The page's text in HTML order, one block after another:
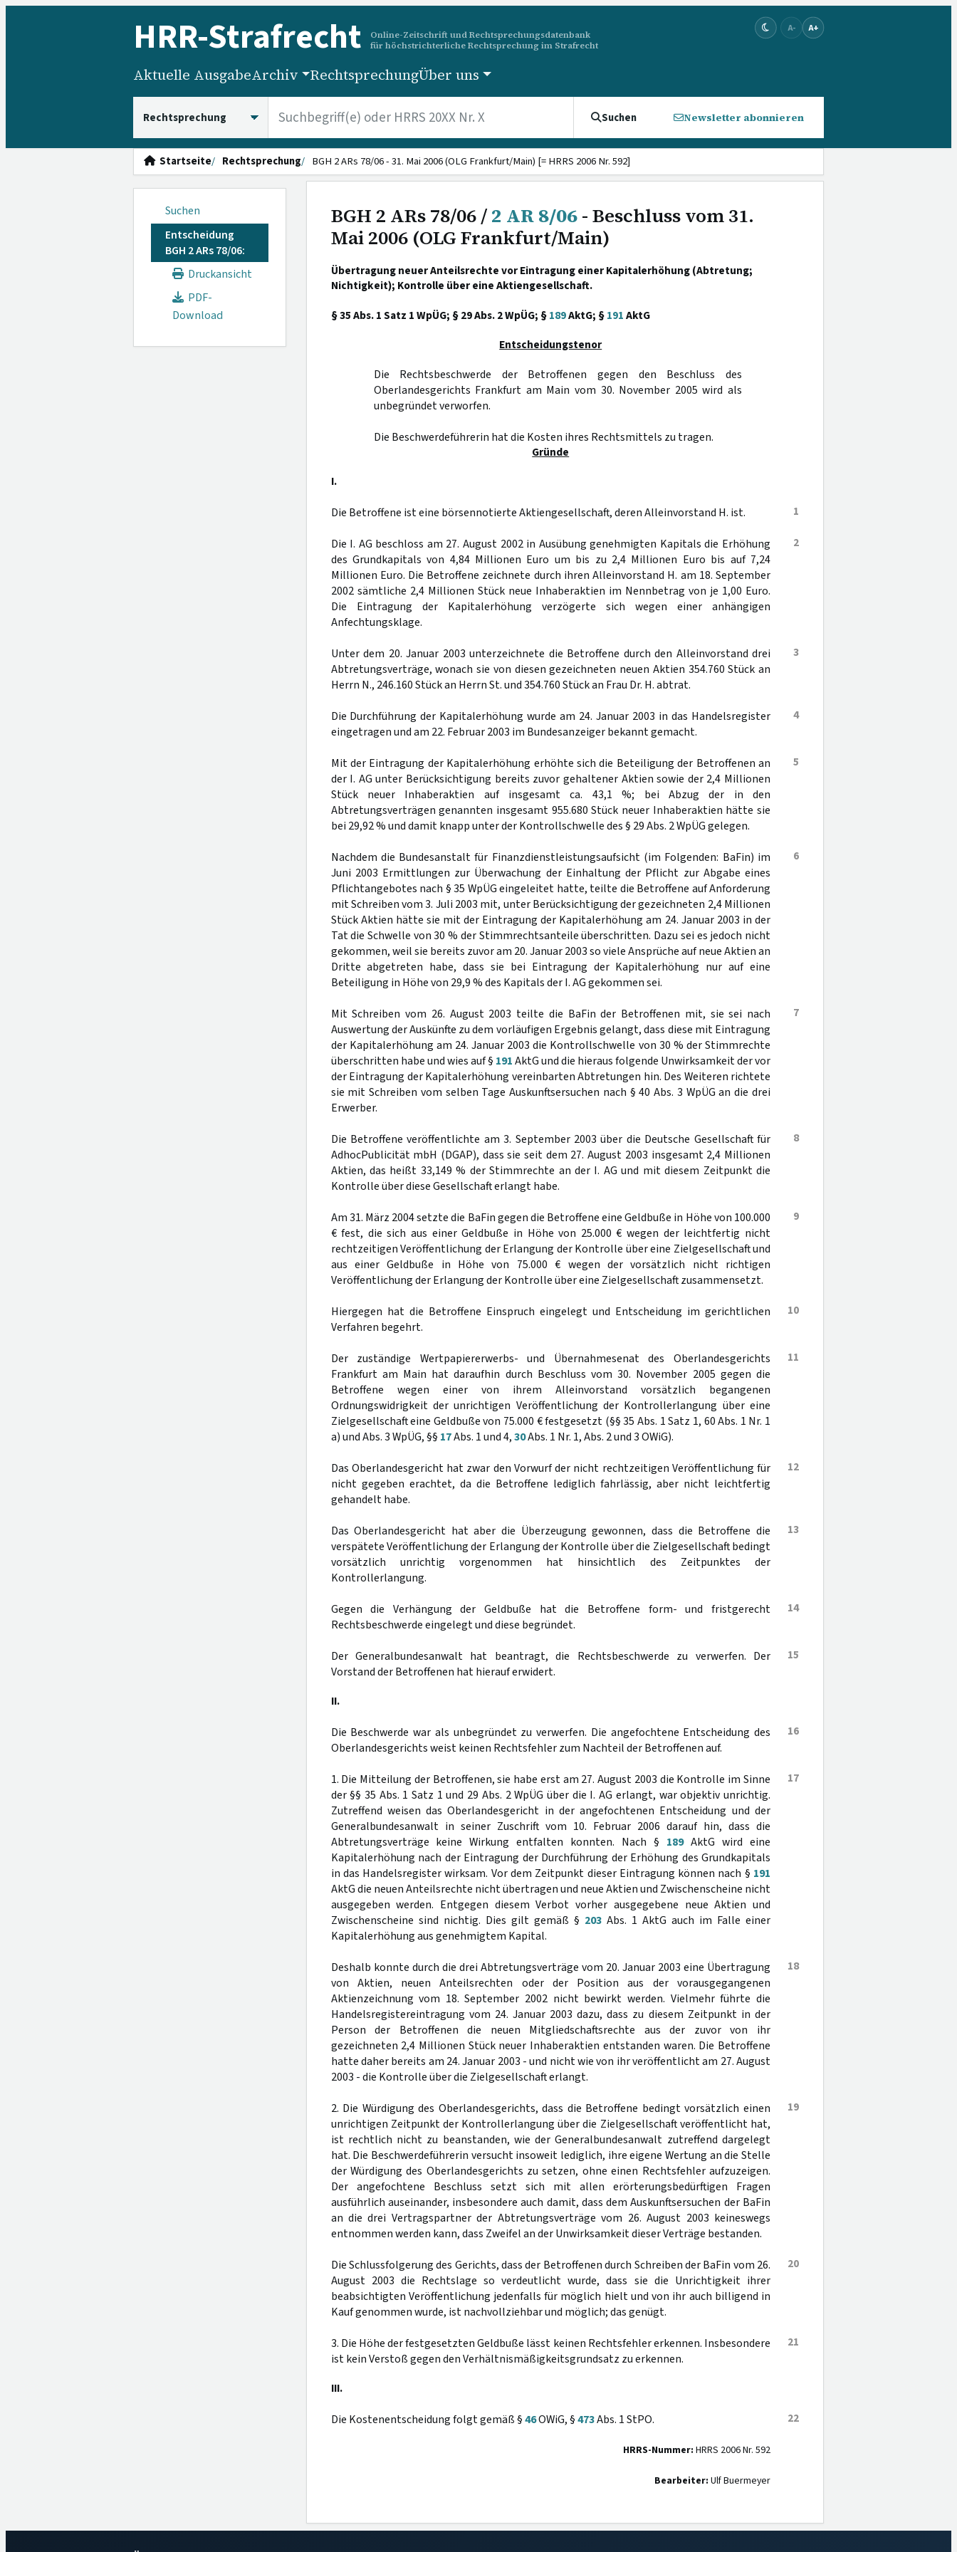
HRR-Strafrecht
Online-Zeitschrift und Rechtsprechungsdatenbank
für höchstrichterliche Rechtsprechung im Strafrecht
A- A+
Aktuelle AusgabeArchiv RechtsprechungÜber uns
Suchen Newsletter abonnieren
Startseite Rechtsprechung BGH 2 ARs 78/06 - 31. Mai 2006 (OLG Frankfurt/Main) [= HRRS 2006 Nr. 592]
Suchen
Entscheidung
BGH 2 ARs 78/06:
Druckansicht
PDF-
Download
BGH 2 ARs 78/06 /2 AR 8/06- Beschluss vom 31.
Mai 2006 (OLG Frankfurt/Main)
Übertragung neuer Anteilsrechte vor Eintragung einer Kapitalerhöhung (Abtretung;
Nichtigkeit); Kontrolle über eine Aktiengesellschaft.
§ 35 Abs. 1 Satz 1 WpÜG; § 29 Abs. 2 WpÜG; §189AktG; §191AktG
Entscheidungstenor
Die Rechtsbeschwerde der Betroffenen gegen den Beschluss des
Oberlandesgerichts Frankfurt am Main vom 30. November 2005 wird als
unbegründet verworfen.
Die Beschwerdeführerin hat die Kosten ihres Rechtsmittels zu tragen.
Gründe
I.
1
Die Betroffene ist eine börsennotierte Aktiengesellschaft, deren Alleinvorstand H. ist.
2
Die I. AG beschloss am 27. August 2002 in Ausübung genehmigten Kapitals die Erhöhung
des Grundkapitals von 4,84 Millionen Euro um bis zu 2,4 Millionen Euro bis auf 7,24
Millionen Euro. Die Betroffene zeichnete durch ihren Alleinvorstand H. am 18. September
2002 sämtliche 2,4 Millionen Stück neue Inhaberaktien im Nennbetrag von je 1,00 Euro.
Die Eintragung der Kapitalerhöhung verzögerte sich wegen einer anhängigen
Anfechtungsklage.
3
Unter dem 20. Januar 2003 unterzeichnete die Betroffene durch den Alleinvorstand drei
Abtretungsverträge, wonach sie von diesen gezeichneten neuen Aktien 354.760 Stück an
Herrn N., 246.160 Stück an Herrn St. und 354.760 Stück an Frau Dr. H. abtrat.
4
Die Durchführung der Kapitalerhöhung wurde am 24. Januar 2003 in das Handelsregister
eingetragen und am 22. Februar 2003 im Bundesanzeiger bekannt gemacht.
5
Mit der Eintragung der Kapitalerhöhung erhöhte sich die Beteiligung der Betroffenen an
der I. AG unter Berücksichtigung bereits zuvor gehaltener Aktien sowie der 2,4 Millionen
Stück neuer Inhaberaktien auf insgesamt ca. 43,1 %; bei Abzug der in den
Abtretungsverträgen genannten insgesamt 955.680 Stück neuer Inhaberaktien hätte sie
bei 29,92 % und damit knapp unter der Kontrollschwelle des § 29 Abs. 2 WpÜG gelegen.
6
Nachdem die Bundesanstalt für Finanzdienstleistungsaufsicht (im Folgenden: BaFin) im
Juni 2003 Ermittlungen zur Überwachung der Einhaltung der Pflicht zur Abgabe eines
Pflichtangebotes nach § 35 WpÜG eingeleitet hatte, teilte die Betroffene auf Anforderung
mit Schreiben vom 3. Juli 2003 mit, unter Berücksichtigung der gezeichneten 2,4 Millionen
Stück Aktien hätte sie mit der Eintragung der Kapitalerhöhung am 24. Januar 2003 in der
Tat die Schwelle von 30 % der Stimmrechtsanteile überschritten. Dazu sei es jedoch nicht
gekommen, weil sie bereits zuvor am 20. Januar 2003 so viele Ansprüche auf neue Aktien an
Dritte abgetreten habe, dass sie bei Eintragung der Kapitalerhöhung nur auf eine
Beteiligung in Höhe von 29,9 % des Kapitals der I. AG gekommen sei.
7
Mit Schreiben vom 26. August 2003 teilte die BaFin der Betroffenen mit, sie sei nach
Auswertung der Auskünfte zu dem vorläufigen Ergebnis gelangt, dass diese mit Eintragung
der Kapitalerhöhung am 24. Januar 2003 die Kontrollschwelle von 30 % der Stimmrechte
überschritten habe und wies auf § 191AktG und die hieraus folgende Unwirksamkeit der vor
der Eintragung der Kapitalerhöhung vereinbarten Abtretungen hin. Des Weiteren richtete
sie mit Schreiben vom selben Tage Auskunftsersuchen nach § 40 Abs. 3 WpÜG an die drei
Erwerber.
8
Die Betroffene veröffentlichte am 3. September 2003 über die Deutsche Gesellschaft für
AdhocPublicität mbH (DGAP), dass sie seit dem 27. August 2003 insgesamt 2,4 Millionen
Aktien, das heißt 33,149 % der Stimmrechte an der I. AG und mit diesem Zeitpunkt die
Kontrolle über diese Gesellschaft erlangt habe.
9
Am 31. März 2004 setzte die BaFin gegen die Betroffene eine Geldbuße in Höhe von 100.000
€ fest, die sich aus einer Geldbuße in Höhe von 25.000 € wegen der leichtfertig nicht
rechtzeitigen Veröffentlichung der Erlangung der Kontrolle über eine Zielgesellschaft und
aus einer Geldbuße in Höhe von 75.000 € wegen der vorsätzlich nicht richtigen
Veröffentlichung der Erlangung der Kontrolle über eine Zielgesellschaft zusammensetzt.
10
Hiergegen hat die Betroffene Einspruch eingelegt und Entscheidung im gerichtlichen
Verfahren begehrt.
11
Der zuständige Wertpapiererwerbs- und Übernahmesenat des Oberlandesgerichts
Frankfurt am Main hat daraufhin durch Beschluss vom 30. November 2005 gegen die
Betroffene wegen einer von ihrem Alleinvorstand vorsätzlich begangenen
Ordnungswidrigkeit der unrichtigen Veröffentlichung der Kontrollerlangung über eine
Zielgesellschaft eine Geldbuße von 75.000 € festgesetzt (§§ 35 Abs. 1 Satz 1, 60 Abs. 1 Nr. 1
a) und Abs. 3 WpÜG, §§ 17Abs. 1 und 4,30Abs. 1 Nr. 1, Abs. 2 und 3 OWiG).
12
Das Oberlandesgericht hat zwar den Vorwurf der nicht rechtzeitigen Veröffentlichung für
nicht gegeben erachtet, da die Betroffene lediglich fahrlässig, aber nicht leichtfertig
gehandelt habe.
13
Das Oberlandesgericht hat aber die Überzeugung gewonnen, dass die Betroffene die
verspätete Veröffentlichung der Erlangung der Kontrolle über die Zielgesellschaft bedingt
vorsätzlich unrichtig vorgenommen hat hinsichtlich des Zeitpunktes der
Kontrollerlangung.
14
Gegen die Verhängung der Geldbuße hat die Betroffene form- und fristgerecht
Rechtsbeschwerde eingelegt und diese begründet.
15
Der Generalbundesanwalt hat beantragt, die Rechtsbeschwerde zu verwerfen. Der
Vorstand der Betroffenen hat hierauf erwidert.
II.
16
Die Beschwerde war als unbegründet zu verwerfen. Die angefochtene Entscheidung des
Oberlandesgerichts weist keinen Rechtsfehler zum Nachteil der Betroffenen auf.
17
1. Die Mitteilung der Betroffenen, sie habe erst am 27. August 2003 die Kontrolle im Sinne
der §§ 35 Abs. 1 Satz 1 und 29 Abs. 2 WpÜG über die I. AG erlangt, war objektiv unrichtig.
Zutreffend weisen das Oberlandesgericht in der angefochtenen Entscheidung und der
Generalbundesanwalt in seiner Zuschrift vom 10. Februar 2006 darauf hin, dass die
Abtretungsverträge keine Wirkung entfalten konnten. Nach § 189AktG wird eine
Kapitalerhöhung nach der Eintragung der Durchführung der Erhöhung des Grundkapitals
in das Handelsregister wirksam. Vor dem Zeitpunkt dieser Eintragung können nach § 191
AktG die neuen Anteilsrechte nicht übertragen und neue Aktien und Zwischenscheine nicht
ausgegeben werden. Entgegen diesem Verbot vorher ausgegebene neue Aktien und
Zwischenscheine sind nichtig. Dies gilt gemäß § 203Abs. 1 AktG auch im Falle einer
Kapitalerhöhung aus genehmigtem Kapital.
18
Deshalb konnte durch die drei Abtretungsverträge vom 20. Januar 2003 eine Übertragung
von Aktien, neuen Anteilsrechten oder der Position aus der vorausgegangenen
Aktienzeichnung vom 18. September 2002 nicht bewirkt werden. Vielmehr führte die
Handelsregistereintragung vom 24. Januar 2003 dazu, dass zu diesem Zeitpunkt in der
Person der Betroffenen die neuen Mitgliedschaftsrechte aus der zuvor von ihr
gezeichneten 2,4 Millionen Stück neuer Inhaberaktien entstanden waren. Die Betroffene
hatte daher bereits am 24. Januar 2003 - und nicht wie von ihr veröffentlicht am 27. August
2003 - die Kontrolle über die Zielgesellschaft erlangt.
19
2. Die Würdigung des Oberlandesgerichts, dass die Betroffene bedingt vorsätzlich einen
unrichtigen Zeitpunkt der Kontrollerlangung über die Zielgesellschaft veröffentlicht hat,
ist rechtlich nicht zu beanstanden, wie der Generalbundesanwalt zutreffend dargelegt
hat. Die Beschwerdeführerin versucht insoweit lediglich, ihre eigene Wertung an die Stelle
der Würdigung des Oberlandesgerichts zu setzen, ohne einen Rechtsfehler aufzuzeigen.
Der angefochtene Beschluss setzt sich mit allen erörterungsbedürftigen Fragen
ausführlich auseinander, insbesondere auch damit, dass dem Auskunftsersuchen der BaFin
an die drei Vertragspartner der Abtretungsverträge vom 26. August 2003 keineswegs
entnommen werden kann, dass Zweifel an der Unwirksamkeit dieser Verträge bestanden.
20
Die Schlussfolgerung des Gerichts, dass der Betroffenen durch Schreiben der BaFin vom 26.
August 2003 die Rechtslage so verdeutlicht wurde, dass sie die Unrichtigkeit ihrer
beabsichtigten Veröffentlichung jedenfalls für möglich hielt und von ihr auch billigend in
Kauf genommen wurde, ist nachvollziehbar und möglich; das genügt.
21
3. Die Höhe der festgesetzten Geldbuße lässt keinen Rechtsfehler erkennen. Insbesondere
ist kein Verstoß gegen den Verhältnismäßigkeitsgrundsatz zu erkennen.
III.
22
Die Kostenentscheidung folgt gemäß §46OWiG, §473Abs. 1 StPO.
HRRS-Nummer: HRRS 2006 Nr. 592
Bearbeiter: Ulf Buermeyer